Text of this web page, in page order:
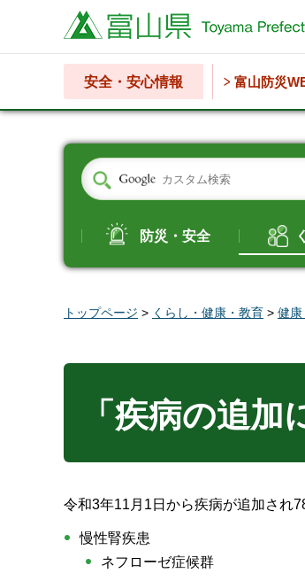
富山県
安全・安心情報 富山防災
防災・安全
トップページ > くらし・健康・教育 > 健康
「疾病の追
令和3年11月1日から疾病が追加され
慢性腎疾患
ネフローゼ症候群